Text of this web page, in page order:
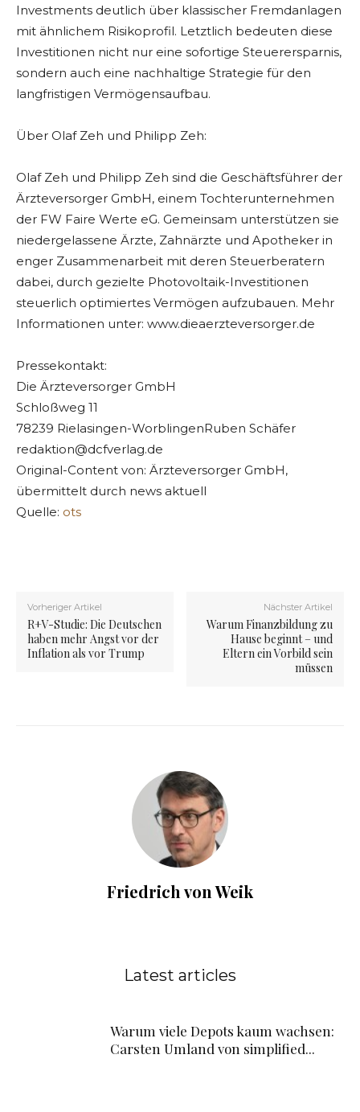
Investments deutlich über klassischer Fremdanlagen
mit ähnlichem Risikoprofil. Letztlich bedeuten diese
Investitionen nicht nur eine sofortige Steuerersparnis,
sondern auch eine nachhaltige Strategie für den
langfristigen Vermögensaufbau.
Über Olaf Zeh und Philipp Zeh:
Olaf Zeh und Philipp Zeh sind die Geschäftsführer der
Ärzteversorger GmbH, einem Tochterunternehmen
der FW Faire Werte eG. Gemeinsam unterstützen sie
niedergelassene Ärzte, Zahnärzte und Apotheker in
enger Zusammenarbeit mit deren Steuerberatern
dabei, durch gezielte Photovoltaik-Investitionen
steuerlich optimiertes Vermögen aufzubauen. Mehr
Informationen unter: www.dieaerzteversorger.de
Pressekontakt:
Die Ärzteversorger GmbH
Schloßweg 11
78239 Rielasingen-WorblingenRuben Schäfer
redaktion@dcfverlag.de
Original-Content von: Ärzteversorger GmbH,
übermittelt durch news aktuell
Quelle: ots
Vorheriger Artikel
R+V-Studie: Die Deutschen
haben mehr Angst vor der
Inflation als vor Trump
Nächster Artikel
Warum Finanzbildung zu
Hause beginnt – und
Eltern ein Vorbild sein
müssen
Friedrich von Weik
Latest articles
Warum viele Depots kaum wachsen:
Carsten Umland von simplified...